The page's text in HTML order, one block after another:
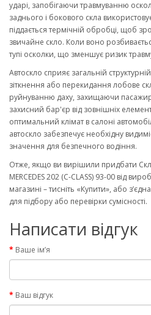
ударі, запобігаючи травмуванню
заднього і бокового скла
піддається термічній обробці, щоб
звичайне скло. Коли воно
тупі осколки, що зменшує ризик
Автоскло сприяє загальній
зіткнення або перекидання лобове
руйнуванню даху, захищаючи
захисний бар'єр від зовнішніх
оптимальний клімат в салоні
автоскло забезпечує необхідну
значення для безпечного водіння.
Отже, якщо ви вирішили придбати
MERCEDES 202 (C-CLASS) 93-00 від
магазині – тисніть «Купити», або
для підбору або перевірки сумісності.
Написати відгук
Ваше ім’я
Ваш відгук